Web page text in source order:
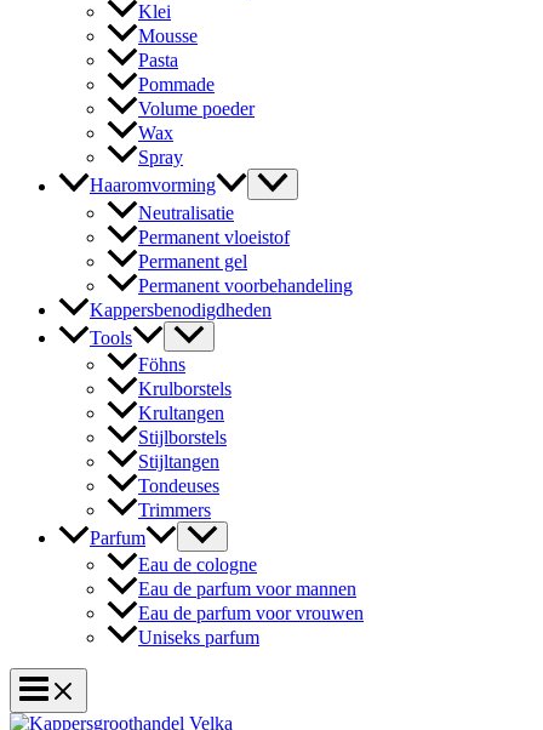
Klei
Mousse
Pasta
Pommade
Volume poeder
Wax
Spray
Haaromvorming
Neutralisatie
Permanent vloeistof
Permanent gel
Permanent voorbehandeling
Kappersbenodigdheden
Tools
Föhns
Krulborstels
Krultangen
Stijlborstels
Stijltangen
Tondeuses
Trimmers
Parfum
Eau de cologne
Eau de parfum voor mannen
Eau de parfum voor vrouwen
Uniseks parfum